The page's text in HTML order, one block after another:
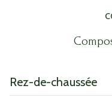
cuisine américaine
Chauffage individuel :
exposition Ouest
Rez-de-chaussée